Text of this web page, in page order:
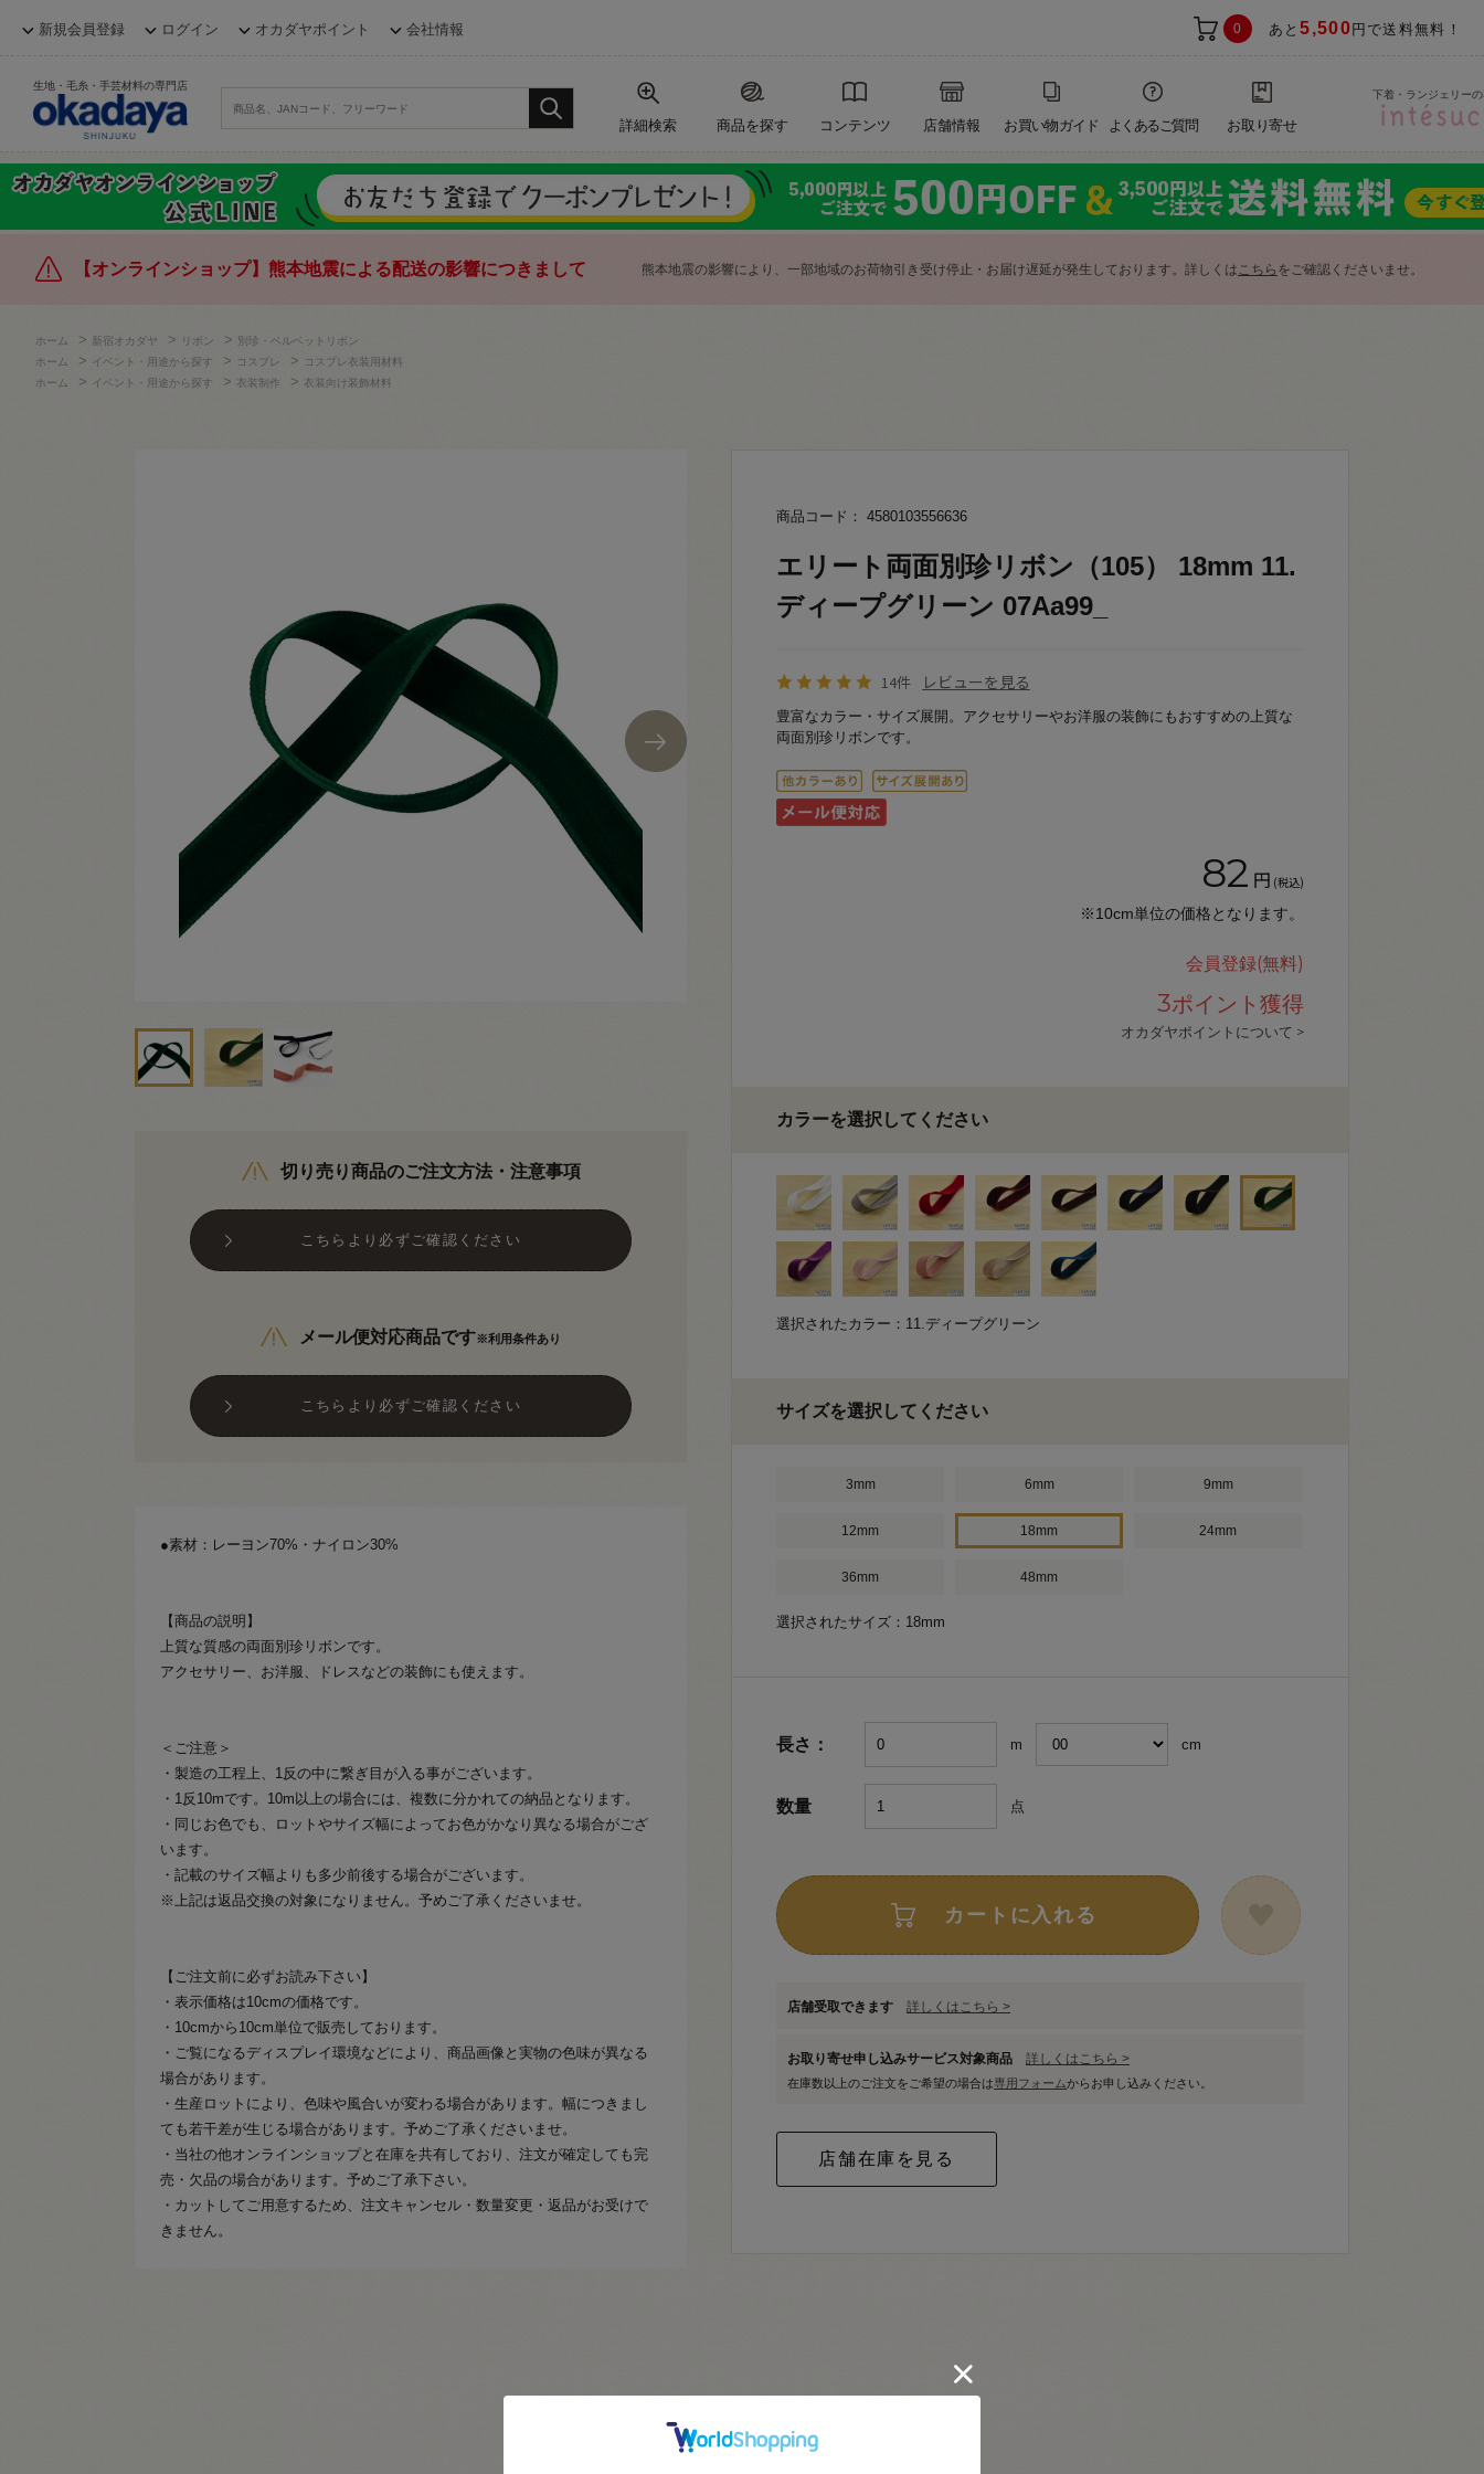
新規会員登録 ログイン オカダヤポイント 会社情報 0 あと5,500 円で送料無料！
生地・毛糸・手芸材料の専門店
詳細検索 商品を探す コンテンツ 店舗情報 お買い物ガイド よくあるご質問 お取り寄せ
下着・ランジェリー
【オンラインショップ】熊本地震による配送の影響につきまして 熊本地震の影響により、一部地域のお荷物引き受け停止・お届け遅延が発生しております。詳しくはこちら をご確認くださいませ。
ホーム > 新宿オカダヤ > リボン > 別珍・ベルベットリボン
ホーム
> イベント・用途から探す > コスプレ >
コスプレ衣装用材料
ホーム
> イベント・用途から探す > 衣装制作 > 衣装向け装飾材料
切り売り商品のご注文方法・注意事項
こちらより必ずご確認ください
メール便対応商品です※利用条件あり
こちらより必ずご確認ください
●素材：レーヨン70%・ナイロン30%
【商品の説明】
上質な質感の両面別珍リボンです。
アクセサリー、お洋服、ドレスなどの装飾にも使えます。
＜ご注意＞
・製造の工程上、1反の中に繋ぎ目が入る事がございます。
・1反10mです。10m以上の場合には、複数に分かれての納品となります。
・同じお色でも、ロットやサイズ幅によってお色がかなり異なる場合がござ
います。
・記載のサイズ幅よりも多少前後する場合がございます。
※上記は返品交換の対象になりません。予めご了承くださいませ。
【ご注文前に必ずお読み下さい】
・表示価格は10cmの価格です。
・10cmから10cm単位で販売しております。
・ご覧になるディスプレイ環境などにより、商品画像と実物の色味が異なる
場合があります。
・生産ロットにより、色味や風合いが変わる場合があります。幅につきまし
ても若干差が生じる場合があります。予めご了承くださいませ。
・当社の他オンラインショップと在庫を共有しており、注文が確定しても完
売・欠品の場合があります。予めご了承下さい。
・カットしてご用意するため、注文キャンセル・数量変更・返品がお受けで
きません。
商品コード： 4580103556636
エリート両面別珍リボン（105） 18mm 11.
ディープグリーン 07Aa99_
14件 レビューを見る
豊富なカラー・サイズ展開。アクセサリーやお洋服の装飾にもおすすめの上質な
両面別珍リボンです。
82 円 (税込)
※10cm単位の価格となります。
会員登録(無料)
3ポイント獲得
オカダヤポイントについて >
カラーを選択してください
選択されたカラー：11.ディープグリーン
サイズを選択してください
3mm 6mm 9mm
12mm 18mm 24mm
36mm 48mm
選択されたサイズ：18mm
長さ： m cm
数量 点
カートに入れる
店舗受取できます 詳しくはこちら >
お取り寄せ申し込みサービス対象商品 詳しくはこちら >
在庫数以上のご注文をご希望の場合は専用フォームからお申し込みください。